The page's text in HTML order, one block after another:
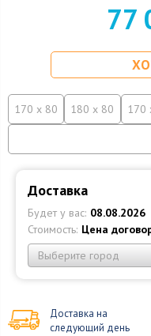
77
170 x 80 180 x 80 170
Доставка
Будет у вас: 08.08.2026
Стоимость: Цена
Выберите город
Доставка на
следующий день